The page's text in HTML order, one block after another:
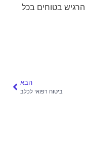
בטוחים בכל
הבא
ביטוח רפואי לכלב